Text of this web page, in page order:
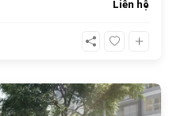
ngủ, tất cả các căn hộ
có logia phơi đồ.
Liên hệ
1056